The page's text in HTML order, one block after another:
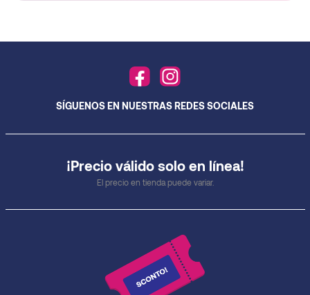
¡Precio válido solo en línea!
El precio en tienda puede variar.
SÍGUENOS EN NUESTRAS REDES SOCIALES